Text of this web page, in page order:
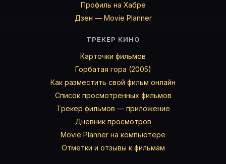
Профиль на Хабре
Дзен — Movie Planner
ТРЕКЕР КИНО
Карточки фильмов
Горбатая гора (2005)
Как разместить свой фильм онлайн
Список просмотренных фильмов
Трекер фильмов — приложение
Дневник просмотров
Movie Planner на компьютере
Отметки и отзывы к фильмам